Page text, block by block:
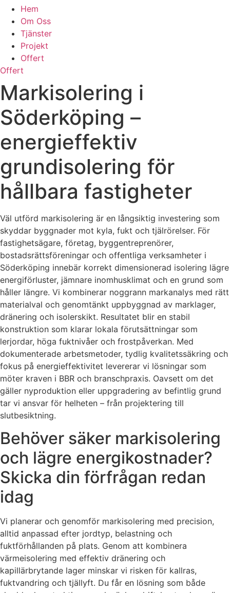
Hem
Om Oss
Tjänster
Projekt
Offert
Offert
Markisolering i
Söderköping –
energieffektiv
grundisolering för
hållbara fastigheter
Väl utförd markisolering är en långsiktig investering som
skyddar byggnader mot kyla, fukt och tjälrörelser. För
fastighetsägare, företag, byggentreprenörer,
bostadsrättsföreningar och offentliga verksamheter i
Söderköping innebär korrekt dimensionerad isolering lägre
energiförluster, jämnare inomhusklimat och en grund som
håller längre. Vi kombinerar noggrann markanalys med rätt
materialval och genomtänkt uppbyggnad av marklager,
dränering och isolerskikt. Resultatet blir en stabil
konstruktion som klarar lokala förutsättningar som
lerjordar, höga fuktnivåer och frostpåverkan. Med
dokumenterade arbetsmetoder, tydlig kvalitetssäkring och
fokus på energieffektivitet levererar vi lösningar som
möter kraven i BBR och branschpraxis. Oavsett om det
gäller nyproduktion eller uppgradering av befintlig grund
tar vi ansvar för helheten – från projektering till
slutbesiktning.
Behöver säker markisolering
och lägre energikostnader?
Skicka din förfrågan redan
idag
Vi planerar och genomför markisolering med precision,
alltid anpassad efter jordtyp, belastning och
fuktförhållanden på plats. Genom att kombinera
värmeisolering med effektiv dränering och
kapillärbrytande lager minskar vi risken för kallras,
fuktvandring och tjällyft. Du får en lösning som både